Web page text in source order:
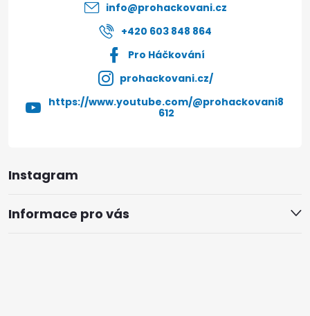
Instagram
Informace pro vás
info@prohackovani.cz
+420 603 848 864
Pro Háčkování
prohackovani.cz/
https://www.youtube.com/@prohackovani8
612